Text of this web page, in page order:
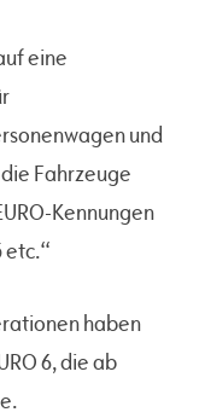
eine
und
Fahrzeuge
Kennungen
etc.“
haben
6, die ab